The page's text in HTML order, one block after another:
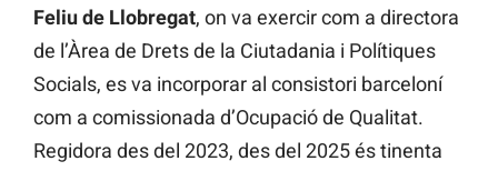
Feliu de Llobregat, on va exercir com a directora
de l’Àrea de Drets de la Ciutadania i Polítiques
Socials, es va incorporar al consistori barceloní
com a comissionada d’Ocupació de Qualitat.
Regidora des del 2023, des del 2025 és tinenta